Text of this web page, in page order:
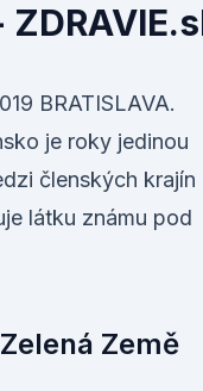
BRATISLAVA.
je roky jedinou
členských krajín
látku známu pod
Země